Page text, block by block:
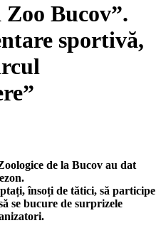
Bucov”.
sportivă,
de la Bucov au dat
însoți de tătici, să participe
se bucure de surprizele